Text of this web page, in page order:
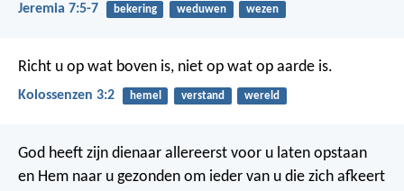
Jeremia 7:5-7 bekering weduwen wezen
Richt u op wat boven is, niet op wat op aarde is.
Kolossenzen 3:2 hemel verstand wereld
God heeft zijn dienaar allereerst voor u laten opstaan
en Hem naar u gezonden om ieder van u die zich afkeert